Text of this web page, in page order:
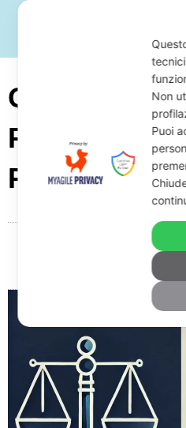
Quanto
Paga?
Giuseppe Monardo
Nessun
Non
Puoi